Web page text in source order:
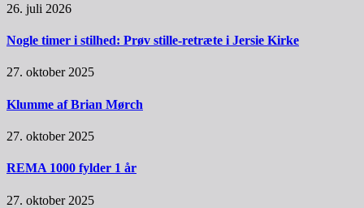
26. juli 2026
Nogle timer i stilhed: Prøv stille-retræte i Jersie Kirke
27. oktober 2025
Klumme af Brian Mørch
27. oktober 2025
REMA 1000 fylder 1 år
27. oktober 2025